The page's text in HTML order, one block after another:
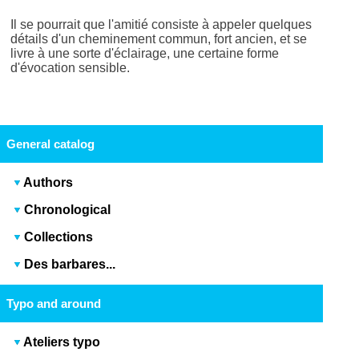
Il se pourrait que l'amitié consiste à appeler quelques
détails d'un cheminement commun, fort ancien, et se
livre à une sorte d'éclairage, une certaine forme
d'évocation sensible.
General catalog
Authors
Chronological
Collections
Des barbares...
Typo and around
Ateliers typo